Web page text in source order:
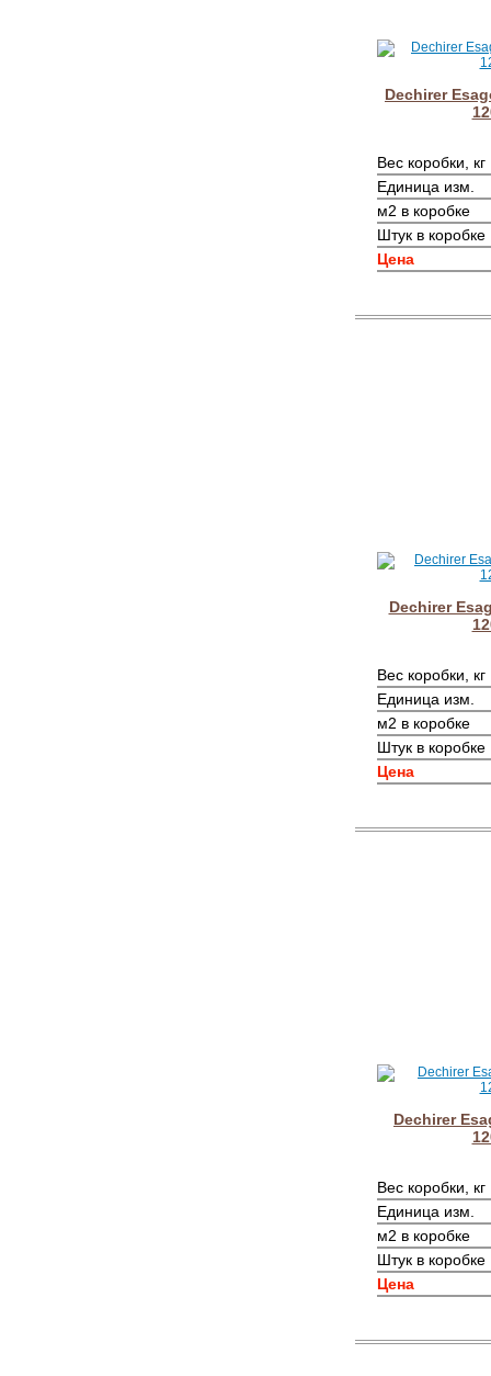
Dechirer
Вес коробки, кг
Единица изм.
м2 в коробке
Штук в коробке
Цена
Dechirer
Вес коробки, кг
Единица изм.
м2 в коробке
Штук в коробке
Цена
Dechirer
Вес коробки, кг
Единица изм.
м2 в коробке
Штук в коробке
Цена